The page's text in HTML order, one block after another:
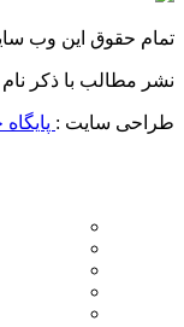
تمام حقوق این وب
نشر مطالب با ذکر نام
طراحی سایت :